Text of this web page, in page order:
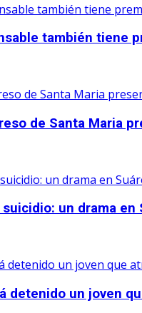
también tiene
de Santa Maria
un drama en
detenido un joven